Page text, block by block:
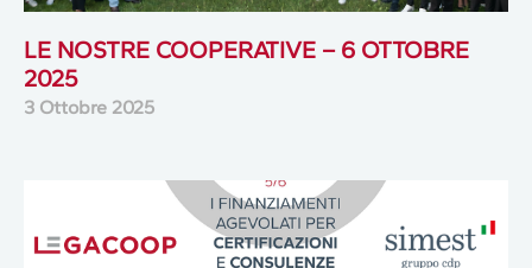
LE NOSTRE COOPERATIVE – 6 OTTOBRE
2025
3 Ottobre 2025